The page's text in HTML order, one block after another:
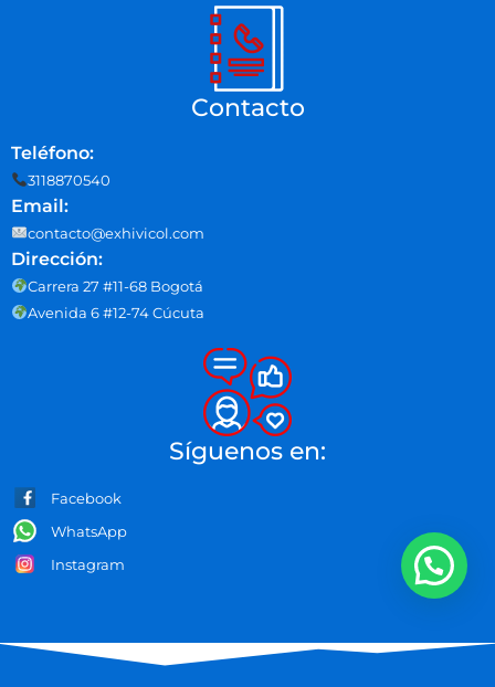
Contacto
Teléfono:
3118870540
Email:
contacto@exhivicol.com
Dirección:
Carrera 27 #11-68 Bogotá
Avenida 6 #12-74 Cúcuta
Síguenos en:
Facebook
WhatsApp
Instagram